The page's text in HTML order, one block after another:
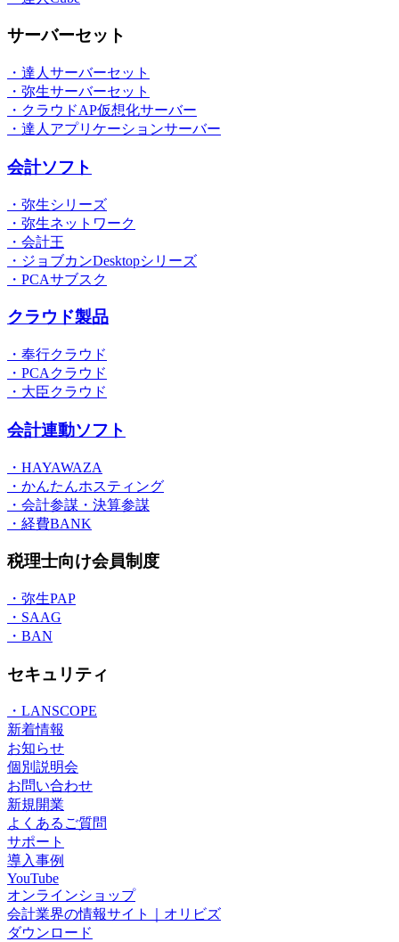
サーバーセット
・達人サーバーセット
・弥生サーバーセット
・クラウドAP仮想化サーバー
・達人アプリケーションサーバー
会計ソフト
・弥生シリーズ
・弥生ネットワーク
・会計王
・ジョブカンDesktopシリーズ
・PCAサブスク
クラウド製品
・奉行クラウド
・PCAクラウド
・大臣クラウド
会計連動ソフト
・HAYAWAZA
・かんたんホスティング
・会計参謀・決算参謀
・経費BANK
税理士向け会員制度
・弥生PAP
・SAAG
・BAN
セキュリティ
・LANSCOPE
新着情報
お知らせ
個別説明会
お問い合わせ
新規開業
よくあるご質問
サポート
導入事例
YouTube
オンラインショップ
会計業界の情報サイト｜オリビズ
ダウンロード